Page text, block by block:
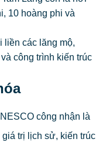
10 hoàng phi và
liền các lăng mộ,
công trình kiến trúc
công nhận là
trị lịch sử, kiến trúc